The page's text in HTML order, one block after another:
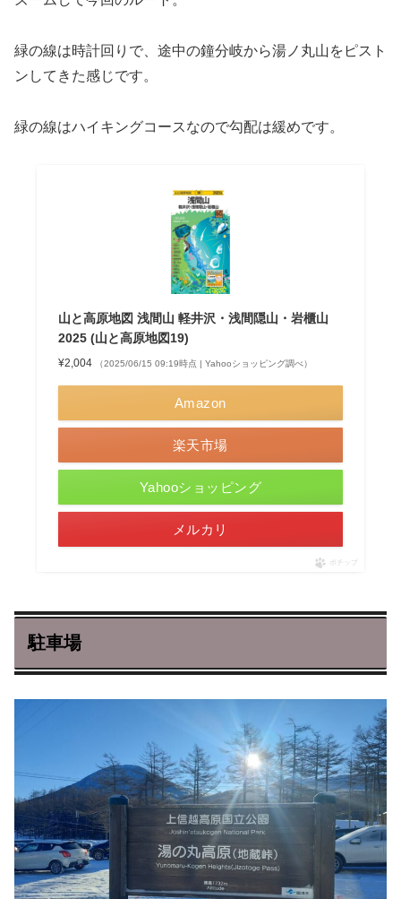
緑の線は時計回りで、途中の鐘分岐から湯ノ丸山をピスト
ンしてきた感じです。
緑の線はハイキングコースなので勾配は緩めです。
山と高原地図 浅間山 軽井沢・浅間隠山・岩櫃山
2025 (山と高原地図19)
¥2,004 （2025/06/15 09:19時点 | Yahooショッピング調べ）
Amazon
楽天市場
Yahooショッピング
メルカリ
ポチップ
駐車場